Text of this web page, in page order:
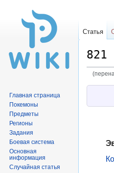
821
Статья
Главная страница
Покемоны
Предметы
Регионы
Задания
Боевая система
Основная
информация
Случайная статья